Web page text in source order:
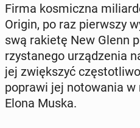
Firma ko­smicz­na
Origin, po raz pierw­szy
swą rakietę New Glenn
rzy­sta­ne­go urzą­dze­nia
jej zwięk­szyć
poprawi jej no­to­wa­nia w
Elona Muska.